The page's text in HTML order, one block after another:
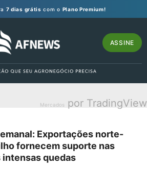
7 dias grátis com o Plano Premium!
ASSINE
Mercados por TradingView
Exportações norte-
fornecem suporte nas
quedas